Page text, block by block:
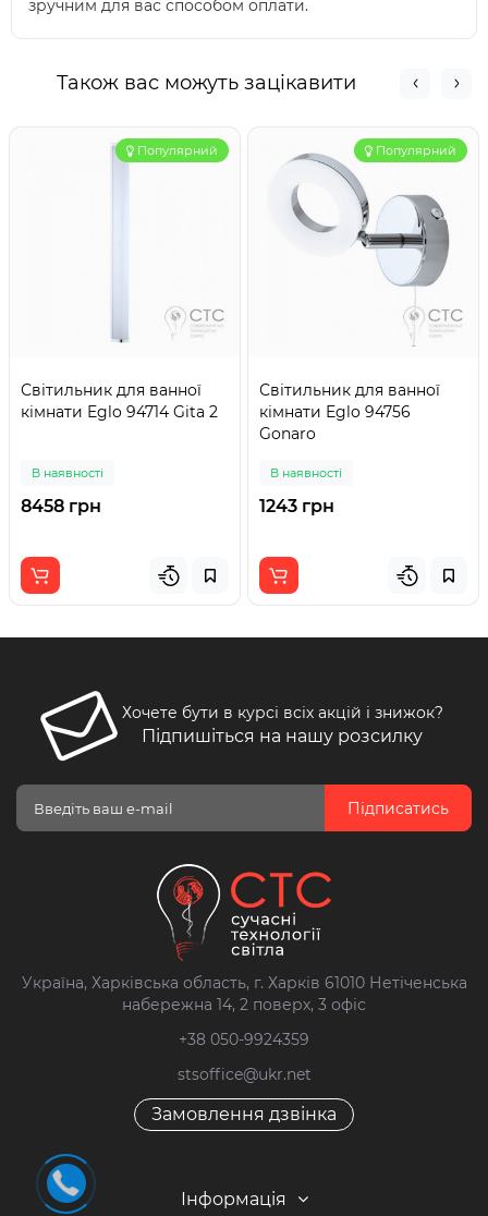
зручним для вас способом оплати.
Також вас можуть зацікавити
Популярний
Світильник для ванної
кімнати Eglo 94714 Gita 2
В наявності
8458 грн
Популярний
Світильник для ванної
кімнати Eglo 94756
Gonaro
В наявності
1243 грн
Хочете бути в курсі всіх акцій і знижок?
Підпишіться на нашу розсилку
Підписатись
Україна, Харківська область, г. Харків 61010 Нетіченська
набережна 14, 2 поверх, 3 офіс
+38 050-9924359
stsoffice@ukr.net
Замовлення дзвінка
Інформація